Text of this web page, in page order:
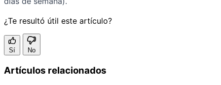
¿Te resultó útil este artículo?
Sí No
Artículos relacionados